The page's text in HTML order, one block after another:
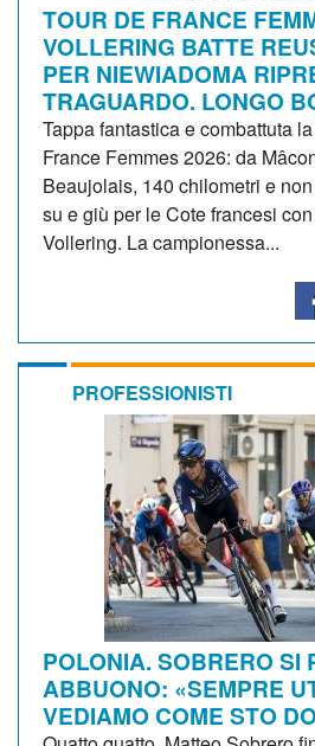
TOUR DE FRANCE
VOLLERING BATTE
PER NIEWIADOMA
TRAGUARDO. LONGO
Tappa fantastica e combattuta
France Femmes 2026: da
Beaujolais, 140 chilometri e
su e giù per le Cote francesi
Vollering. La campionessa...
PROFESSIONISTI
POLONIA. SOBRERO SI
ABBUONO: «SEMPRE
VEDIAMO COME STO